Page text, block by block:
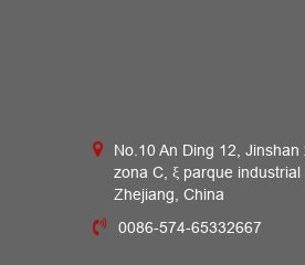
No.10 An Ding 12,
zona C, ξ parque
Zhejiang, China
0086-574-65332667